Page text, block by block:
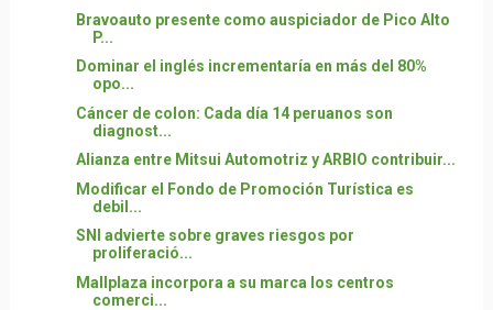
Bravoauto presente como auspiciador de Pico Alto
P...
Dominar el inglés incrementaría en más del 80%
opo...
Cáncer de colon: Cada día 14 peruanos son
diagnost...
Alianza entre Mitsui Automotriz y ARBIO contribuir...
Modificar el Fondo de Promoción Turística es
debil...
SNI advierte sobre graves riesgos por
proliferació...
Mallplaza incorpora a su marca los centros
comerci...